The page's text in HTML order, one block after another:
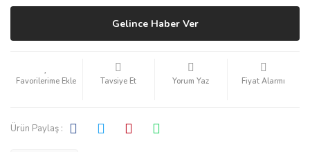
Gelince Haber Ver
Tavsiye Et Yorum Yaz Fiyat Alarmı
Ürün Paylaş :